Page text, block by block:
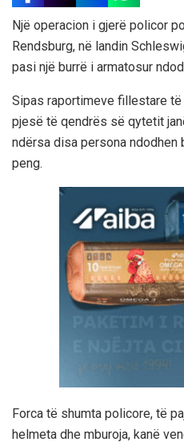
Një operacion i gjerë policor
Rendsburg, në landin
pasi një burrë i armatosur
Sipas raportimeve fillestare
pjesë të qendrës së qytetit
ndërsa disa persona ndodhen
peng.
Forca të shumta policore, të
helmeta dhe mburoja, kanë